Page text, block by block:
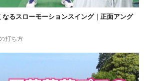
るスローモーションスイング｜正面アング
打ち方